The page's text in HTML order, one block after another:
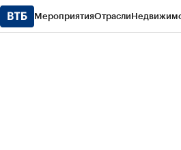
МероприятияОтрасли